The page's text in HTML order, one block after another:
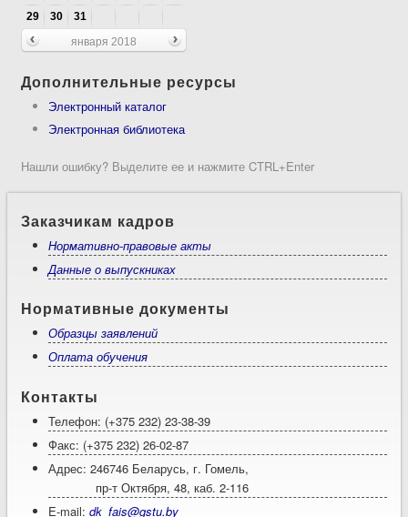
29
30
31
января 2018
Дополнительные ресурсы
Электронный каталог
Электронная библиотека
Нашли ошибку? Выделите ее и нажмите CTRL+Enter
Заказчикам кадров
Нормативно-правовые акты
Данные о выпускниках
Нормативные документы
Образцы заявлений
Оплата обучения
Контакты
Телефон: (+375 232) 23-38-39
Факс: (+375 232) 26-02-87
Адрес: 246746 Беларусь, г. Гомель,
пр-т Октября, 48, каб. 2-116
E-mail:dk_fais@gstu.by